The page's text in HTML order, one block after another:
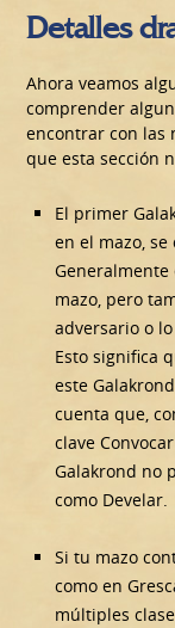
Detalles
Ahora veamos
comprender
encontrar con las
que esta sección
El primer
en el mazo,
mazo, pero
adversario o
Esto significa
este
cuenta que,
clave
Galakrond no
como Develar.
Si tu mazo
como en
múltiples